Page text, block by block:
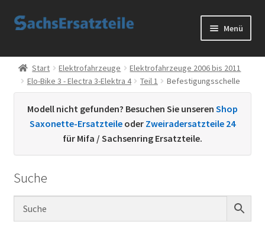
Zur
Zum
Menü
Start
AGB
Datenschutzerklärung
Kontakt
Sachs Ersatzteile
Start Elektrofahrzeuge
Elektrofahrzeuge 2006 bis 2011
Elo-Bike 3 - Electra 3-Elektra 4
Teil 1 Befestigungsschelle
Modell nicht gefunden? Besuchen Sie unseren Shop
Saxonette-Ersatzteile oder Zweiradersatzteile 24
für Mifa / Sachsenring Ersatzteile.
Suche